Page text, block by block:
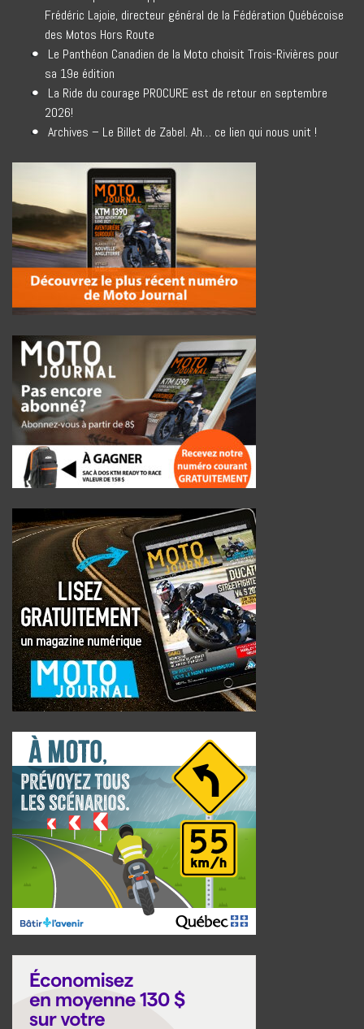
Frédéric Lajoie, directeur général de la Fédération Québécoise
des Motos Hors Route
Le Panthéon Canadien de la Moto choisit Trois-Rivières pour
sa 19e édition
La Ride du courage PROCURE est de retour en septembre
2026!
Archives – Le Billet de Zabel. Ah… ce lien qui nous unit !